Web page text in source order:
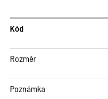
Kód
Rozměr
Poznámka